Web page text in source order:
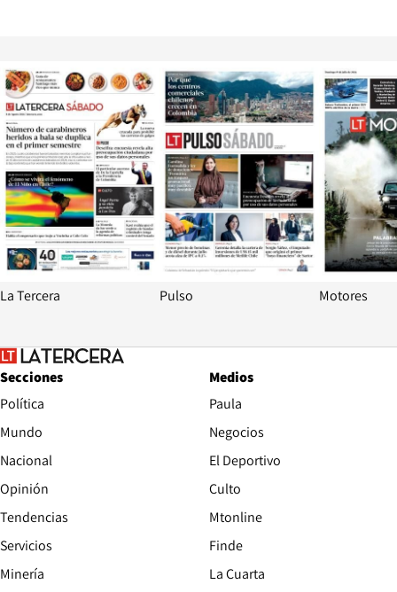
Opens in new window
La Tercera
Opens in
Pulso Motores
Secciones
Política
Mundo
Nacional
Opinión
Tendencias
Servicios
Minería
Medios
Paula
Negocios
El Deportivo
Culto
Mtonline
Finde
La Cuarta